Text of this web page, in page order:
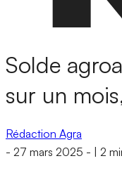
Solde
sur un
Rédaction Agra
- 27 mars 2025 - 2